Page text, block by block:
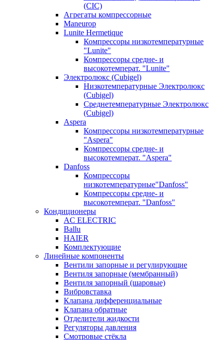
(CIC)
Агрегаты компрессорные
Maneurop
Lunite Hermetique
Компрессоры низкотемпературные
"Lunite"
Компрессоры средне- и
высокотемперат. "Lunite"
Электролюкс (Cubigel)
Низкотемпературные Электролюкс
(Cubigel)
Среднетемпературные Электролюкс
(Cubigel)
Aspera
Компрессоры низкотемпературные
"Aspera"
Компрессоры средне- и
высокотемперат. "Aspera"
Danfoss
Компрессоры
низкотемпературные"Danfoss"
Компрессоры средне- и
высокотемперат. "Danfoss"
Кондиционеры
AC ELECTRIC
Ballu
HAIER
Комплектующие
Линейные компоненты
Вентили запорные и регулирующие
Вентиля запорные (мембранный)
Вентиля запорный (шаровые)
Вибровставка
Клапана дифференциальные
Клапана обратные
Отделители жидкости
Регуляторы давления
Смотровые стёкла